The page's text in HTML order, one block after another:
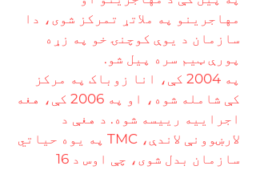
مهاجرینو په ملاتړ تمرکز شوی، دا
سازمان د یوې کوچنۍ خو په زړه
پورې ټیم سره پیل شو.
په 2004 کې، انا زوباک په مرکز
کې شامله شوه، او په 2006 کې، هغه
اجراییه رییسه شوه. د هغې د
لارښوونې لاندې، TMC په یوه حیاتي
سازمان بدل شوی، چې اوس د 16